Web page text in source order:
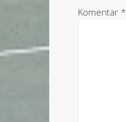
Komentar *